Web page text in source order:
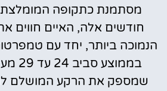
מסתמנת כתקופה המומלצת
חודשים אלה, האיים חווים
הנמוכה ביותר, יחד עם
שמספק את הרקע המושלם